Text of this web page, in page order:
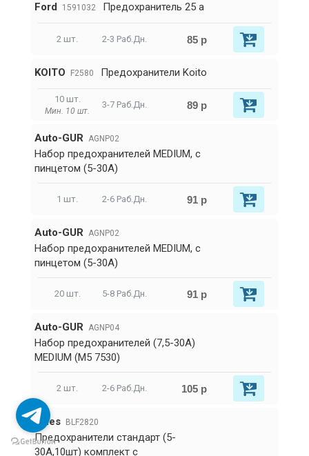
Ford 1591032 Предохранитель 25 а
2 шт. 2-3 Раб.Дн. 85 р
KOITO F2580 Предохранители Koito
10 шт.
Мин. 10 шт.
3-7 Раб.Дн. 89 р
Auto-GUR AGNP02
Набор предохранителей MEDIUM, с
пинцетом (5-30А)
1 шт. 2-6 Раб.Дн. 91 р
Auto-GUR AGNP02
Набор предохранителей MEDIUM, с
пинцетом (5-30А)
20 шт. 5-8 Раб.Дн. 91 р
Auto-GUR AGNP04
Набор предохранителей (7,5-30А)
MEDIUM (M5 7530)
2 шт. 2-6 Раб.Дн. 105 р
Miles BLF2820
Предохранители стандарт (5-
30А,10шт) комплект с